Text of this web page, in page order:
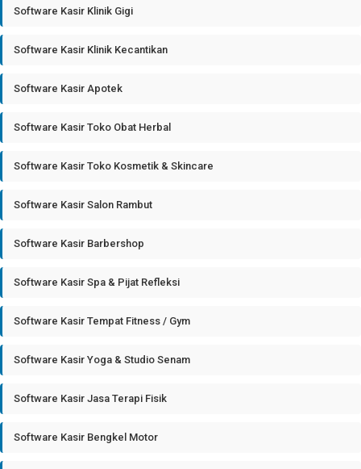
Software Kasir Klinik Gigi
Software Kasir Klinik Kecantikan
Software Kasir Apotek
Software Kasir Toko Obat Herbal
Software Kasir Toko Kosmetik & Skincare
Software Kasir Salon Rambut
Software Kasir Barbershop
Software Kasir Spa & Pijat Refleksi
Software Kasir Tempat Fitness / Gym
Software Kasir Yoga & Studio Senam
Software Kasir Jasa Terapi Fisik
Software Kasir Bengkel Motor